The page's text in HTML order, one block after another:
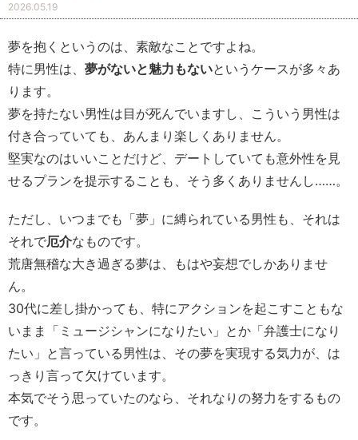
2026.05.19
夢を抱くというのは、素敵なことですよね。
特に男性は、 夢がないと魅力もないというケースが多々あ
ります。
夢を持たない男性は目が死んでいますし、こういう男性は
付き合っていても、あんまり楽しくありません。
堅実なのはいいことだけど、デートしていても意外性を見
せるプランを提示することも、そう多くありませんし……。
ただし、いつまでも「夢」に縛られている男性も、それは
それで厄介なものです。
荒唐無稽な大き過ぎる夢は、もはや妄想でしかありませ
ん。
30代に差し掛かっても、特にアクションを起こすこともな
いまま「ミュージシャンになりたい」とか「弁護士になり
たい」と言っている男性は、その夢を実現する気力が、は
っきり言って欠けています。
本気でそう思っていたのなら、それなりの努力をするもの
です。